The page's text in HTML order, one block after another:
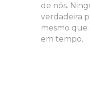
de nós.
verdadeira
mesmo que
em tempo.